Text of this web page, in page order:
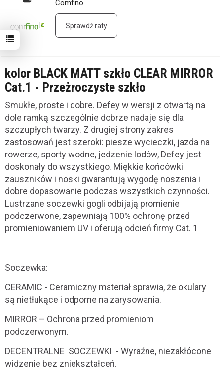
Comfino
Sprawdź raty
kolor BLACK MATT szkło CLEAR MIRROR
Cat.1 - Przeżroczyste szkło
Smukłe, proste i dobre. Defey w wersji z otwartą na
dole ramką szczególnie dobrze nadaje się dla
szczupłych twarzy. Z drugiej strony zakres
zastosowań jest szeroki: piesze wycieczki, jazda na
rowerze, sporty wodne, jedzenie lodów, Defey jest
doskonały do wszystkiego. Miękkie końcówki
zauszników i noski gwarantują wygodę noszenia i
dobre dopasowanie podczas wszystkich czynności.
Lustrzane soczewki gogli odbijają promienie
podczerwone, zapewniają 100% ochronę przed
promieniowaniem UV i oferują odcień firmy Cat. 1
Soczewka:
CERAMIC - Ceramiczny materiał sprawia, że okulary
są nietłukące i odporne na zarysowania.
MIRROR – Ochrona przed promieniom
podczerwonym.
DECENTRALNE SOCZEWKI - Wyraźne, niezakłócone
widzenie bez zniekształceń.